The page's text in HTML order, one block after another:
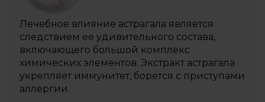
Лечебное влияние астрагала является
следствием ее удивительного состава,
включающего большой комплекс
химических элементов. Экстракт астрагала
укрепляет иммунитет, борется с приступами
аллергии.